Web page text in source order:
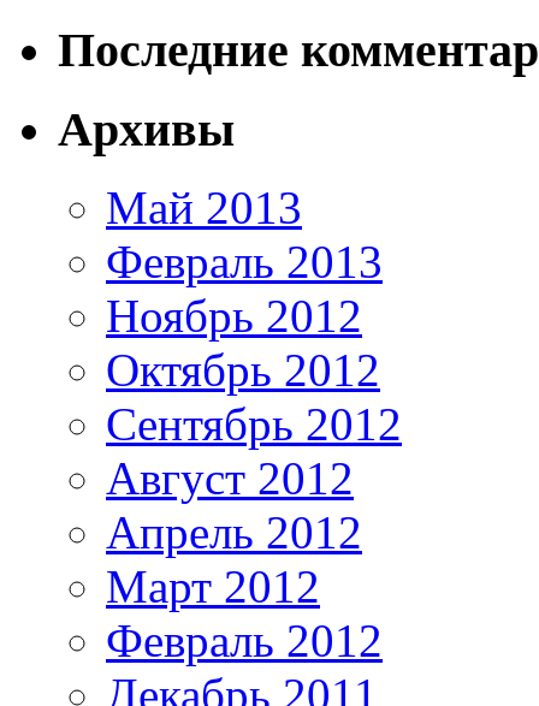
Последние
Архивы
Май 2013
Февраль 2013
Ноябрь 2012
Октябрь 2012
Сентябрь 2012
Август 2012
Апрель 2012
Март 2012
Февраль 2012
Декабрь 2011